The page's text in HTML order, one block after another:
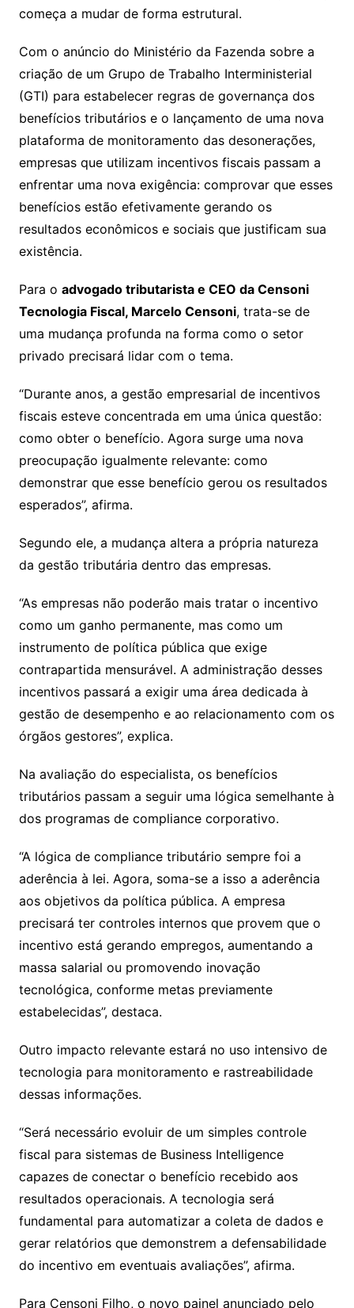
começa a mudar de forma estrutural.
Com o anúncio do Ministério da Fazenda sobre a
criação de um Grupo de Trabalho Interministerial
(GTI) para estabelecer regras de governança dos
benefícios tributários e o lançamento de uma nova
plataforma de monitoramento das desonerações,
empresas que utilizam incentivos fiscais passam a
enfrentar uma nova exigência: comprovar que esses
benefícios estão efetivamente gerando os
resultados econômicos e sociais que justificam sua
existência.
Para o advogado tributarista e CEO da Censoni
Tecnologia Fiscal, Marcelo Censoni, trata-se de
uma mudança profunda na forma como o setor
privado precisará lidar com o tema.
“Durante anos, a gestão empresarial de incentivos
fiscais esteve concentrada em uma única questão:
como obter o benefício. Agora surge uma nova
preocupação igualmente relevante: como
demonstrar que esse benefício gerou os resultados
esperados”, afirma.
Segundo ele, a mudança altera a própria natureza
da gestão tributária dentro das empresas.
“As empresas não poderão mais tratar o incentivo
como um ganho permanente, mas como um
instrumento de política pública que exige
contrapartida mensurável. A administração desses
incentivos passará a exigir uma área dedicada à
gestão de desempenho e ao relacionamento com os
órgãos gestores”, explica.
Na avaliação do especialista, os benefícios
tributários passam a seguir uma lógica semelhante à
dos programas de compliance corporativo.
“A lógica de compliance tributário sempre foi a
aderência à lei. Agora, soma-se a isso a aderência
aos objetivos da política pública. A empresa
precisará ter controles internos que provem que o
incentivo está gerando empregos, aumentando a
massa salarial ou promovendo inovação
tecnológica, conforme metas previamente
estabelecidas”, destaca.
Outro impacto relevante estará no uso intensivo de
tecnologia para monitoramento e rastreabilidade
dessas informações.
“Será necessário evoluir de um simples controle
fiscal para sistemas de Business Intelligence
capazes de conectar o benefício recebido aos
resultados operacionais. A tecnologia será
fundamental para automatizar a coleta de dados e
gerar relatórios que demonstrem a defensabilidade
do incentivo em eventuais avaliações”, afirma.
Para Censoni Filho, o novo painel anunciado pelo